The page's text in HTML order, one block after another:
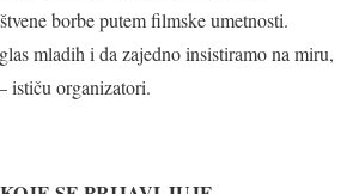
borbe putem filmske umetnosti.
mladih i da zajedno insistiramo na miru,
ističu organizatori.